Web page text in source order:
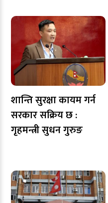
शान्ति सुरक्षा कायम गर्न
सरकार सक्रिय छ :
गृहमन्त्री सुधन गुरुङ